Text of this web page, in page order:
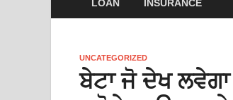
LOAN INSURANCE
UNCATEGORIZED
ਬੇਟਾ ਜੋ ਦੇਖ